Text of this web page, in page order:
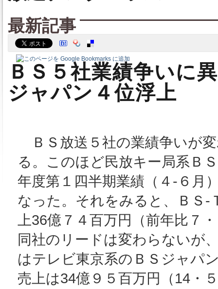
最新記事
ＢＳ５社業績争いに
ジャパン４位浮上
ＢＳ放送５社の業績争いが
る。このほど民放キー局系Ｂ
年度第１四半期業績（４‐６月
なった。それをみると、ＢＳ‐
上36億７４百万円（前年比７
同社のリードは変わらないが
はテレビ東京系のＢＳジャパ
売上は34億９５百万円（14・